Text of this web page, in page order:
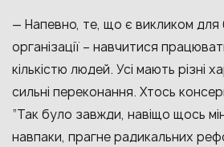
— Напевно, те, що є викликом для
організації – навчитися
кількістю людей. Усі мають різні
сильні переконання. Хтось
“Так було завжди, навіщо щось
навпаки, прагне радикальних